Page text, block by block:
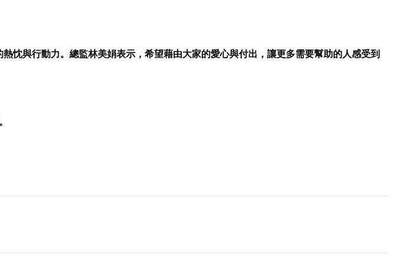
忱與行動力。總監林美娟表示，希望藉由大家的愛心與付出，讓更多需要幫助的人感受到